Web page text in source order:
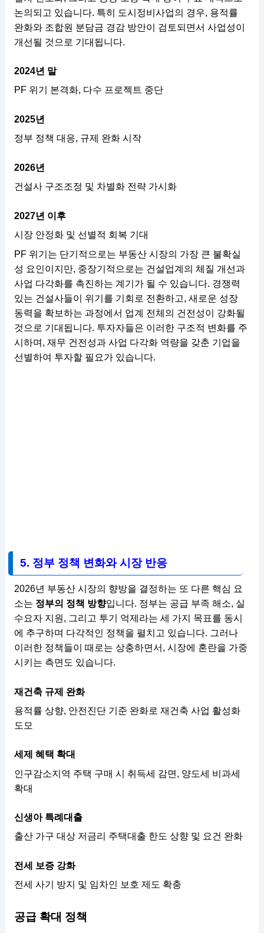
논의되고 있습니다. 특히 도시정비사업의 경우, 용적률
완화와 조합원 분담금 경감 방안이 검토되면서 사업성이
개선될 것으로 기대됩니다.
2024년 말
PF 위기 본격화, 다수 프로젝트 중단
2025년
정부 정책 대응, 규제 완화 시작
2026년
건설사 구조조정 및 차별화 전략 가시화
2027년 이후
시장 안정화 및 선별적 회복 기대
PF 위기는 단기적으로는 부동산 시장의 가장 큰 불확실
성 요인이지만, 중장기적으로는 건설업계의 체질 개선과
사업 다각화를 촉진하는 계기가 될 수 있습니다. 경쟁력
있는 건설사들이 위기를 기회로 전환하고, 새로운 성장
동력을 확보하는 과정에서 업계 전체의 건전성이 강화될
것으로 기대됩니다. 투자자들은 이러한 구조적 변화를 주
시하며, 재무 건전성과 사업 다각화 역량을 갖춘 기업을
선별하여 투자할 필요가 있습니다.
5. 정부 정책 변화와 시장 반응
2026년 부동산 시장의 향방을 결정하는 또 다른 핵심 요
소는 정부의 정책 방향입니다. 정부는 공급 부족 해소, 실
수요자 지원, 그리고 투기 억제라는 세 가지 목표를 동시
에 추구하며 다각적인 정책을 펼치고 있습니다. 그러나
이러한 정책들이 때로는 상충하면서, 시장에 혼란을 가중
시키는 측면도 있습니다.
재건축 규제 완화
용적률 상향, 안전진단 기준 완화로 재건축 사업 활성화
도모
세제 혜택 확대
인구감소지역 주택 구매 시 취득세 감면, 양도세 비과세
확대
신생아 특례대출
출산 가구 대상 저금리 주택대출 한도 상향 및 요건 완화
전세 보증 강화
전세 사기 방지 및 임차인 보호 제도 확충
공급 확대 정책